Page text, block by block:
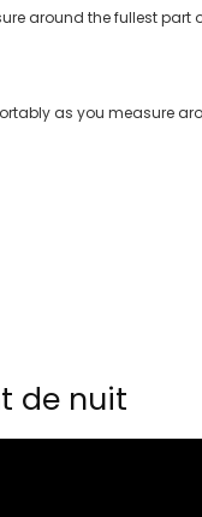
around the fullest part
as you measure
de nuit